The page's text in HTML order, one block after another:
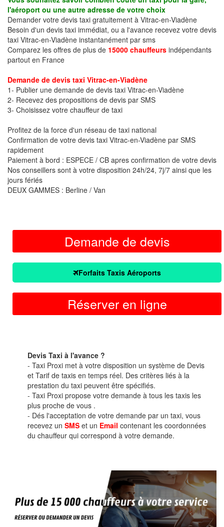
l'aéroport ou une autre adresse de votre choix
Demander votre devis taxi gratuitement à Vitrac-en-Viadène
Besoin d'un devis taxi immédiat, ou a l'avance recevez votre devis
taxi Vitrac-en-Viadène instantanément par sms
Comparez les offres de plus de 15000 chauffeurs indépendants
partout en France
Demande de devis taxi Vitrac-en-Viadène
1- Publier une demande de devis taxi Vitrac-en-Viadène
2- Recevez des propositions de devis par SMS
3- Choisissez votre chauffeur de taxi
Profitez de la force d'un réseau de taxi national
Confirmation de votre devis taxi Vitrac-en-Viadène par SMS
rapidement
Paiement à bord : ESPECE / CB apres confirmation de votre devis
Nos conseillers sont à votre disposition 24h/24, 7j/7 ainsi que les
jours fériés
DEUX GAMMES : Berline / Van
Demande de devis
Forfaits Taxis Aéroports
Réserver en ligne
Devis Taxi à l'avance ?
- Taxi Proxi met à votre disposition un système de Devis
et Tarif de taxis en temps réel. Des critères liés à la
prestation du taxi peuvent être spécifiés.
- Taxi Proxi propose votre demande à tous les taxis les
plus proche de vous .
- Dés l'acceptation de votre demande par un taxi, vous
recevez un SMS et un Email contenant les coordonnées
du chauffeur qui correspond à votre demande.